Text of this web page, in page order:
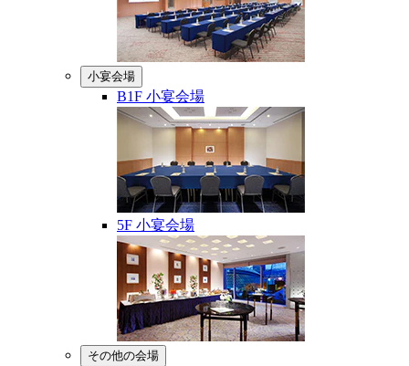
小宴会場
B1F 小宴会場
5F 小宴会場
その他の会場